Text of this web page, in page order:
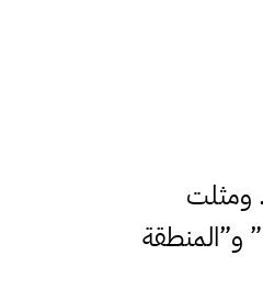
ومثلت
و”المنطقة